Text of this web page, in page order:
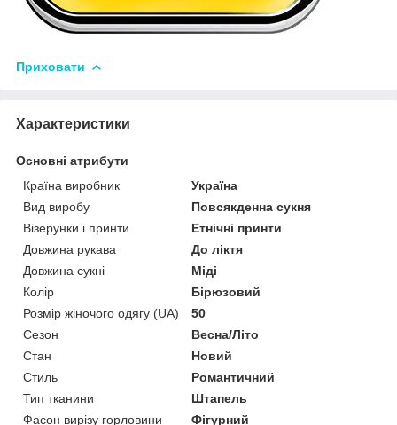
Приховати
Характеристики
Основні атрибути
Країна виробник
Україна
Вид виробу
Повсякденна сукня
Візерунки і принти
Етнічні принти
Довжина рукава
До ліктя
Довжина сукні
Міді
Колір
Бірюзовий
Розмір жіночого одягу (UA)
50
Сезон
Весна/Літо
Стан
Новий
Стиль
Романтичний
Тип тканини
Штапель
Фасон вирізу горловини
Фігурний